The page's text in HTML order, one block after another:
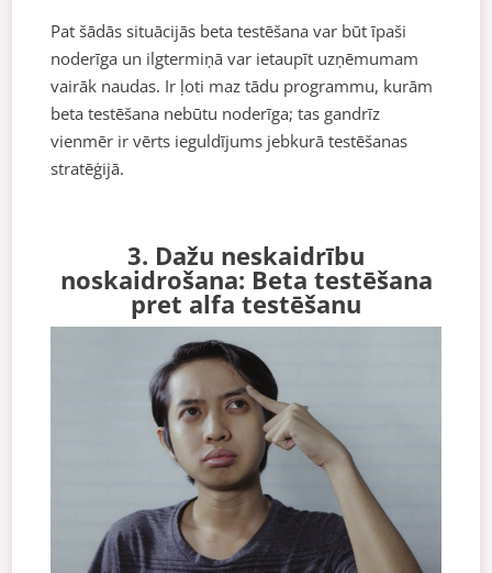
Pat šādās situācijās beta testēšana var būt īpaši
noderīga un ilgtermiņā var ietaupīt uzņēmumam
vairāk naudas. Ir ļoti maz tādu programmu, kurām
beta testēšana nebūtu noderīga; tas gandrīz
vienmēr ir vērts ieguldījums jebkurā testēšanas
stratēģijā.
3. Dažu neskaidrību
noskaidrošana: Beta testēšana
pret alfa testēšanu